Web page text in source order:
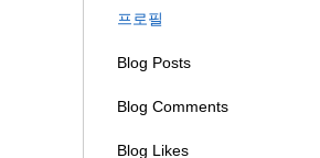
프로필
Blog Posts
Blog Comments
Blog Likes